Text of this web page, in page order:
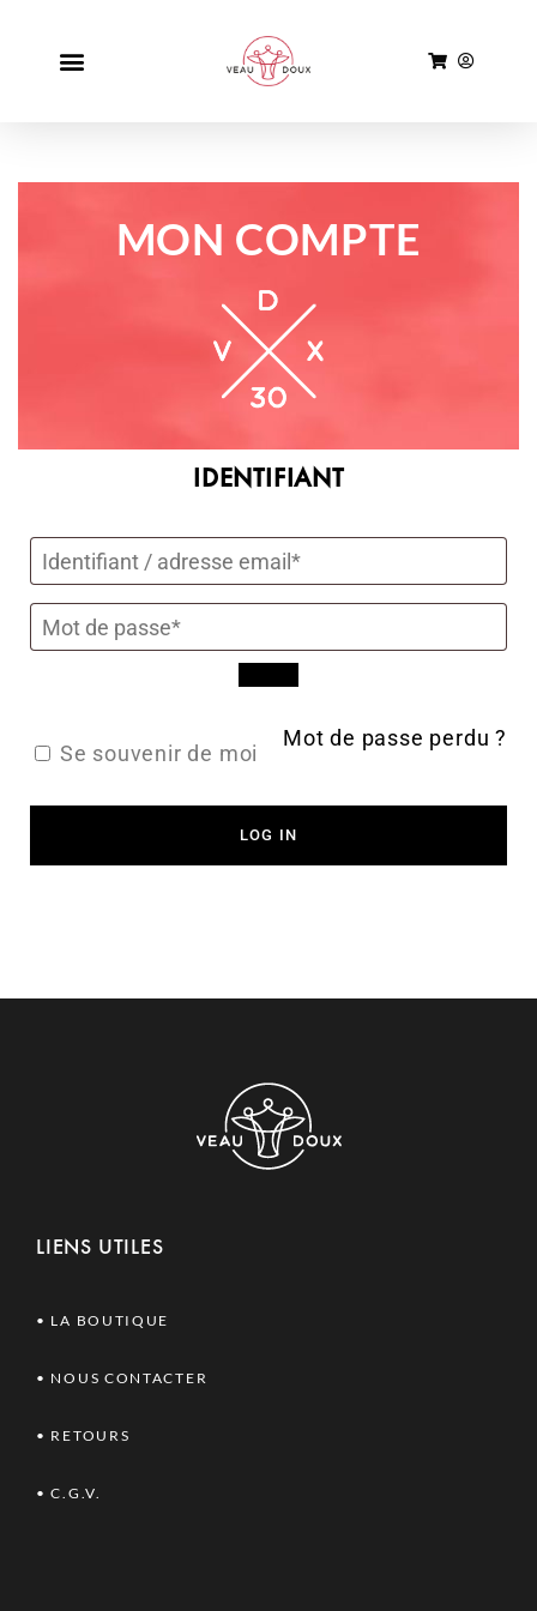
MON COMPTE
IDENTIFIANT
Se souvenir de moi
Mot de passe perdu ?
LOG IN
LIENS UTILES
• LA BOUTIQUE
• NOUS CONTACTER
• RETOURS
•C.G.V.